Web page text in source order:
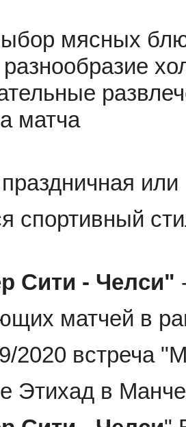
мясных
матча
спортивный
Сити - Челси"
матчей в
2020 встреча